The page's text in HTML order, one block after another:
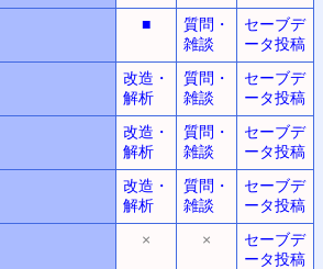
■
質問・
雑談
セーブデ
ータ投稿
改造・
解析
質問・
雑談
セーブデ
ータ投稿
改造・
解析
質問・
雑談
セーブデ
ータ投稿
改造・
解析
質問・
雑談
セーブデ
ータ投稿
× ×
セーブデ
ータ投稿